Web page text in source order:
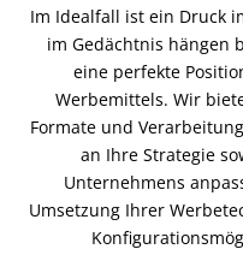
Im Idealfall ist ein Druck
im Gedächtnis hängen
eine perfekte
Werbemittels. Wir
Formate und
an Ihre Strategie
Unternehmens
Umsetzung Ihrer